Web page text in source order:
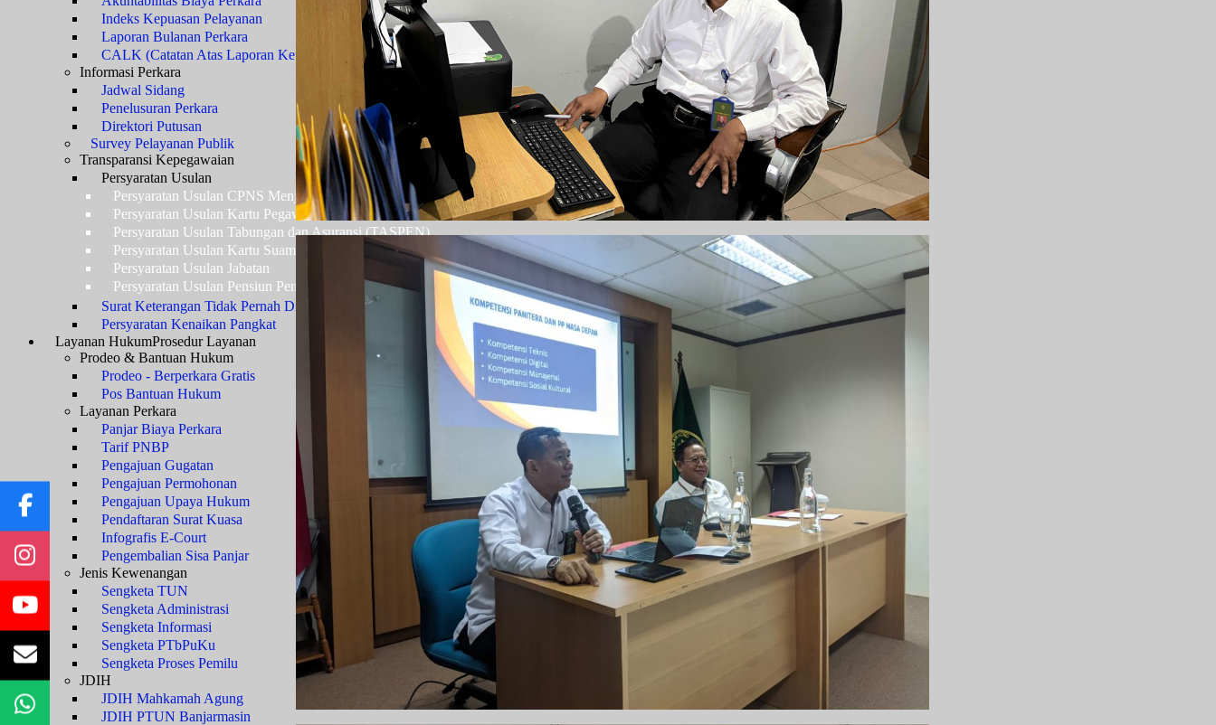
Indeks Kepuasan Pelayanan
Laporan Bulanan Perkara
CALK (Catatan Atas Laporan Keuangan)
Informasi Perkara
Jadwal Sidang
Penelusuran Perkara
Direktori Putusan
Survey Pelayanan Publik
Transparansi Kepegawaian
Persyaratan Usulan
Persyaratan Usulan CPNS Menjadi PNS
Persyaratan Usulan Kartu Pegawai (KARPEG)
Persyaratan Usulan Tabungan dan Asuransi (TASPEN)
Persyaratan Usulan Kartu Suami (KARSU) atau Kartu Isteri (KARIS)
Persyaratan Usulan Jabatan
Persyaratan Usulan Pensiun Penuh
Surat Keterangan Tidak Pernah Dijatuhi Hukuman Disiplin
Persyaratan Kenaikan Pangkat
Layanan HukumProsedur Layanan
Prodeo & Bantuan Hukum
Prodeo - Berperkara Gratis
Pos Bantuan Hukum
Layanan Perkara
Panjar Biaya Perkara
Tarif PNBP
Pengajuan Gugatan
Pengajuan Permohonan
Pengajuan Upaya Hukum
Pendaftaran Surat Kuasa
Infografis E-Court
Pengembalian Sisa Panjar
Jenis Kewenangan
Sengketa TUN
Sengketa Administrasi
Sengketa Informasi
Sengketa PTbPuKu
Sengketa Proses Pemilu
JDIH
JDIH Mahkamah Agung
JDIH PTUN Banjarmasin